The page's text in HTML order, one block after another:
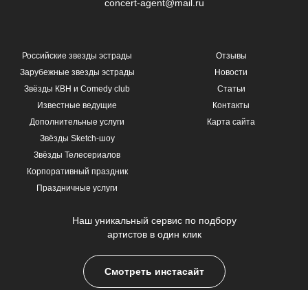
concert-agent@mail.ru
Российские звезды эстрады
Зарубежные звезды эстрады
Звёзды КВН и Comedy club
Известные ведущие
Дополнительные услуги
Звёзды Sketch-шоу
Звёзды Телесериалов
Корпоративный праздник
Праздничные услуги
Отзывы
Новости
Статьи
Контакты
Карта сайта
Наш уникальный сервис по подбору
артистов в один клик
Смотреть инстасайт